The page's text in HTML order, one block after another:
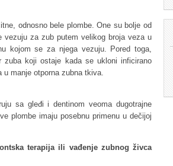
odnosno bele plombe. One su bolje od
za zub putem velikog broja veza u
kojom se za njega vezuju. Pored toga,
zuba koji ostaje kada se ukloni inficirano
manje otporna zubna tkiva.
sa gleđi i dentinom veoma dugotrajne
plombe imaju posebnu primenu u dečijoj
terapija ili vađenje zubnog živca